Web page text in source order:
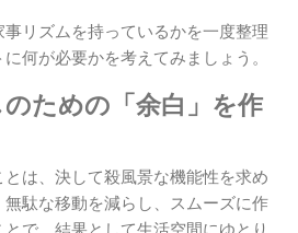
リズムを持っているかを一度整理
何が必要かを考えてみましょう。
ための「余白」を作
は、決して殺風景な機能性を求め
駄な移動を減らし、スムーズに作